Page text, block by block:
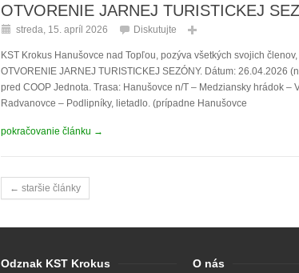
OTVORENIE JARNEJ TURISTICKEJ
streda, 15. apríl 2026 Diskutujte
KST Krokus Hanušovce nad Topľou, pozýva všetkých svojich
OTVORENIE JARNEJ TURISTICKEJ SEZÓNY. Dátum: 26.04.2026
pred COOP Jednota. Trasa: Hanušovce n/T – Medziansky hrádok
Radvanovce – Podlipníky, lietadlo. (prípadne Hanušovce
pokračovanie článku →
← staršie články
Odznak KST Krokus O nás